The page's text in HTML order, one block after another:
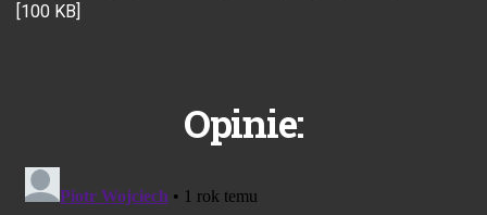
[100 KB]
Opinie: